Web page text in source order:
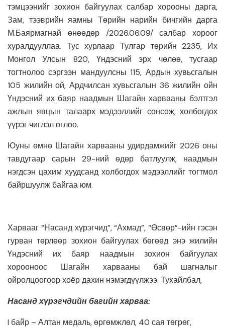
тэмцээнийг зохион байгуулах салбар хорооны дарга,
Зам, тээврийн яамны Төрийн нарийн бичгийн дарга
М.Баярмагнай өнөөдөр /2026.06.09/ салбар хороог
хуралдууллаа. Тус хурлаар Тулгар төрийн 2235, Их
Монгол Улсын 820, Үндэсний эрх чөлөө, тусгаар
тогтнолоо сэргээн мандуулсны 115, Ардын хувьсгалын
105 жилийн ой, Ардчилсан хувьсгалын 36 жилийн ойн
Үндэсний их баяр наадмын Шагайн харвааны бэлтгэл
ажлын явцын талаарх мэдээллийг сонсож, холбогдох
үүрэг чиглэл өглөө.
Юуны өмнө Шагайн харвааны удирдамжийг 2026 оны
тавдугаар сарын 29-ний өдөр батлуулж, наадмын
нэгдсэн цахим хуудсанд холбогдох мэдээллийг тогтмол
байршуулж байгаа юм.
Харвааг “Насанд хүрэгчид”, “Ахмад”, “Өсвөр”-ийн гэсэн
гурван төрлөөр зохион байгуулах бөгөөд энэ жилийн
Үндэсний их баяр наадмын зохион байгуулах
хорооноос Шагайн харвааны бай шагналыг
ойролцоогоор хоёр дахин нэмэгдүүлжээ. Тухайлбал,
Насанд хүрэгчдийн багийн харваа:
I байр – Алтан медаль, өргөмжлөл, 40 сая төгрөг,